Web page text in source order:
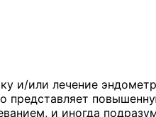
и/или лечение
представляет
и иногда